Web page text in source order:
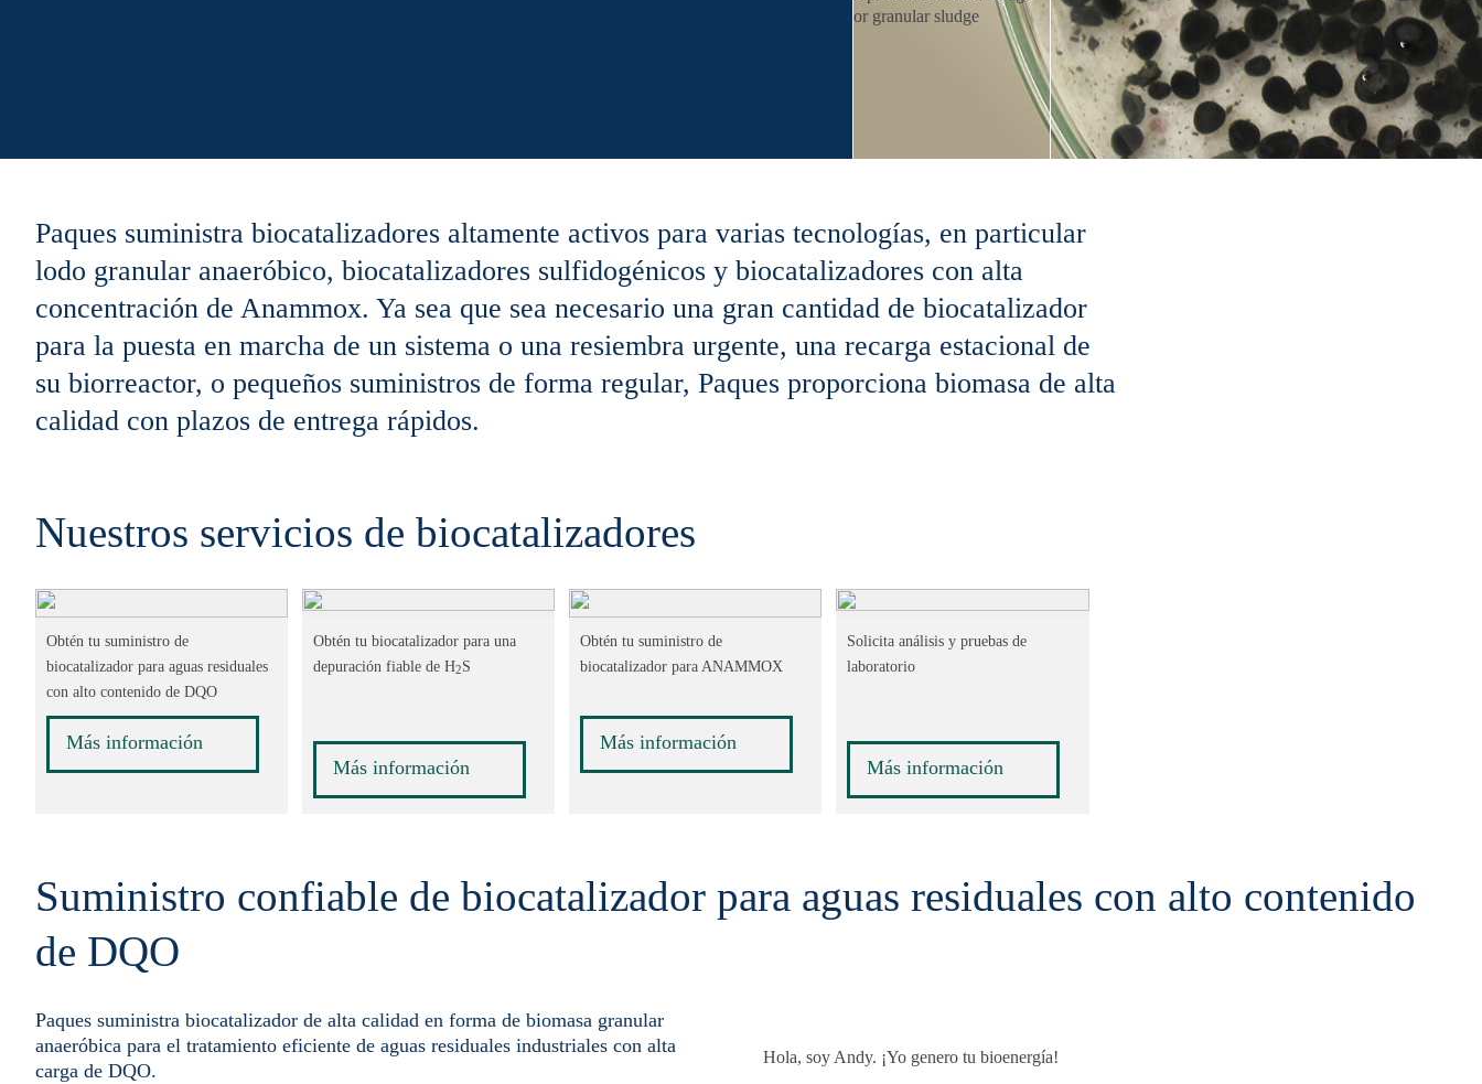
Paques suministra biocatalizadores altamente activos para varias tecnologías, en particular
lodo granular anaeróbico, biocatalizadores sulfidogénicos y biocatalizadores con alta
concentración de Anammox. Ya sea que sea necesario una gran cantidad de biocatalizador
para la puesta en marcha de un sistema o una resiembra urgente, una recarga estacional de
su biorreactor, o pequeños suministros de forma regular, Paques proporciona biomasa de alta
calidad con plazos de entrega rápidos.
Nuestros servicios de biocatalizadores
Obtén tu suministro de
biocatalizador para aguas residuales
con alto contenido de DQO
Más información
Obtén tu biocatalizador para una
depuración fiable de H2S
Más información
Obtén tu suministro de
biocatalizador para ANAMMOX
Más información
Solicita análisis y pruebas de
laboratorio
Más información
Suministro confiable de biocatalizador para aguas residuales con alto contenido
de DQO
Paques suministra biocatalizador de alta calidad en forma de biomasa granular
anaeróbica para el tratamiento eficiente de aguas residuales industriales con alta
carga de DQO.
Hola, soy Andy. ¡Yo genero tu bioenergía!